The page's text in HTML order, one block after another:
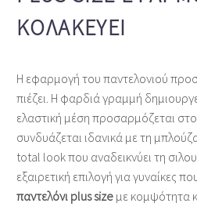
ΚΟΛΑΚΕΎΕΙ
Η εφαρμογή του παντελονιού
πιέζει. Η φαρδιά γραμμή
ελαστική μέση προσαρμόζεται
συνδυάζεται ιδανικά με τη
total look που αναδεικνύει τη
εξαιρετική επιλογή για γυναίκες
παντελόνι plus size με κομψότητα